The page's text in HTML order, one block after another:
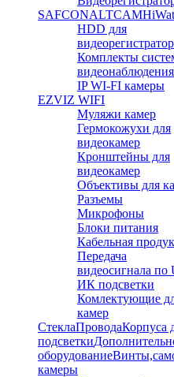
SAFCONALTCAM
HDD для
Комплекты
видеонаблюдения
IP WI-FI камеры
EZVIZ WIFI
Муляжи камер
Гермокожухи для
видеокамер
Кронштейны для
видеокамер
Объективы для
Разъемы
Микрофоны
Блоки питания
Кабельная
Передача
видеосигнала по
ИК подсветки
Комлектующие
камер
СтеклаПроводаКорпуса
подсветки
оборудование
камеры